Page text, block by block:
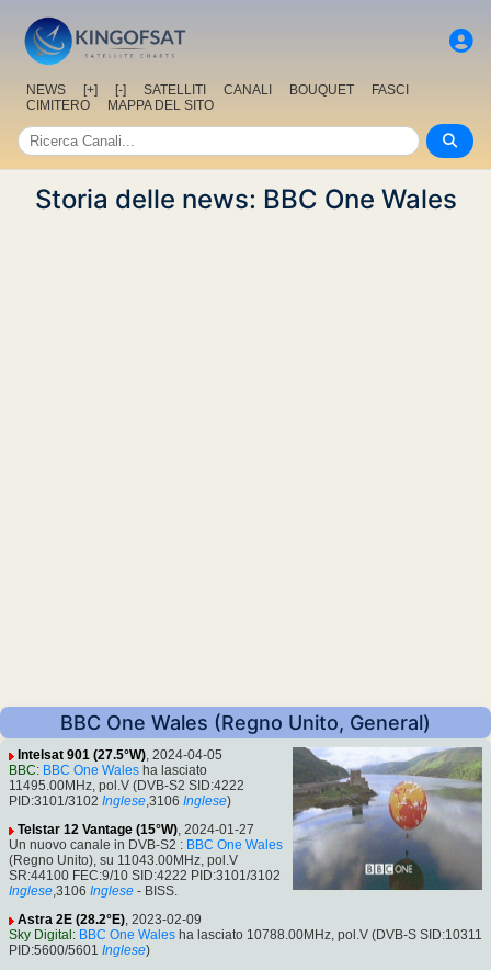
NEWS [+] [-] SATELLITI CANALI BOUQUET
FASCI
CIMITERO
MAPPA DEL SITO
Storia delle news: BBC One Wales
BBC One Wales (Regno Unito, General)
Intelsat 901 (27.5°W), 2024-04-05
BBC: BBC One Wales ha lasciato
11495.00MHz, pol.V (DVB-S2 SID:4222
PID:3101/3102 Inglese,3106 Inglese)
Telstar 12 Vantage (15°W), 2024-01-27
Un nuovo canale in DVB-S2 : BBC One Wales
(Regno Unito), su 11043.00MHz, pol.V
SR:44100 FEC:9/10 SID:4222 PID:3101/3102
Inglese,3106 Inglese - BISS.
Astra 2E (28.2°E), 2023-02-09
Sky Digital : BBC One Wales ha lasciato 10788.00MHz, pol.V (DVB-S SID:10311
PID:5600/5601 Inglese)